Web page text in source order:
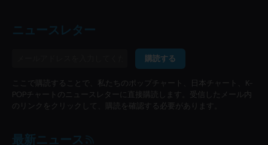
ニュースレター
購読する
ここで購読することで、私たちのポップチャート、日本チャート、K-
POPチャートのニュースレターに直接購読します。受信したメール内
のリンクをクリックして、購読を確認する必要があります。
最新ニュース